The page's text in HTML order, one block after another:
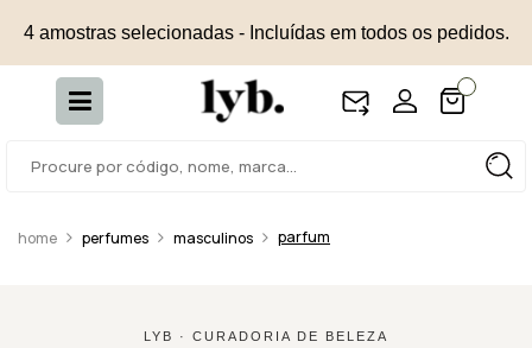
4 amostras selecionadas - Incluídas em todos os pedidos.
perfumes masculinos parfum
LYB · CURADORIA DE BELEZA